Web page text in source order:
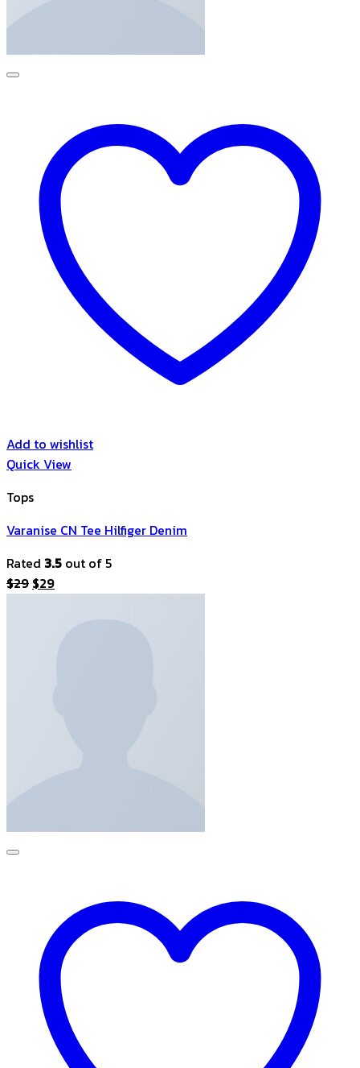
Add to wishlist
Quick View
Tops
Varanise CN Tee Hilfiger Denim
Rated 3.5 out of 5
$29 Original
$29Current
$29.